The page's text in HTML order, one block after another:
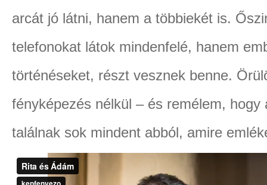
arcát jó látni, hanem a többiekét is.
telefonokat látok mindenfelé, hanem
történéseket, részt vesznek benne.
fényképezés nélkül – és remélem,
találnak sok mindent abból, amire